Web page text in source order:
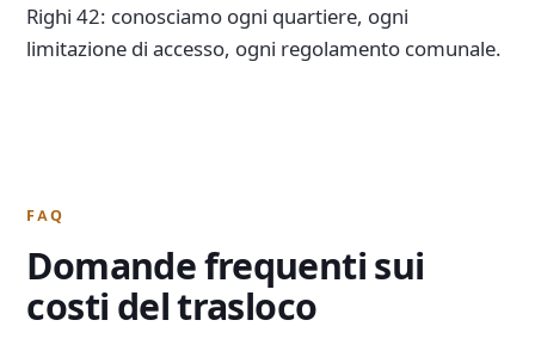
Righi 42: conosciamo ogni quartiere, ogni
limitazione di accesso, ogni regolamento comunale.
FAQ
Domande frequenti sui
costi del trasloco